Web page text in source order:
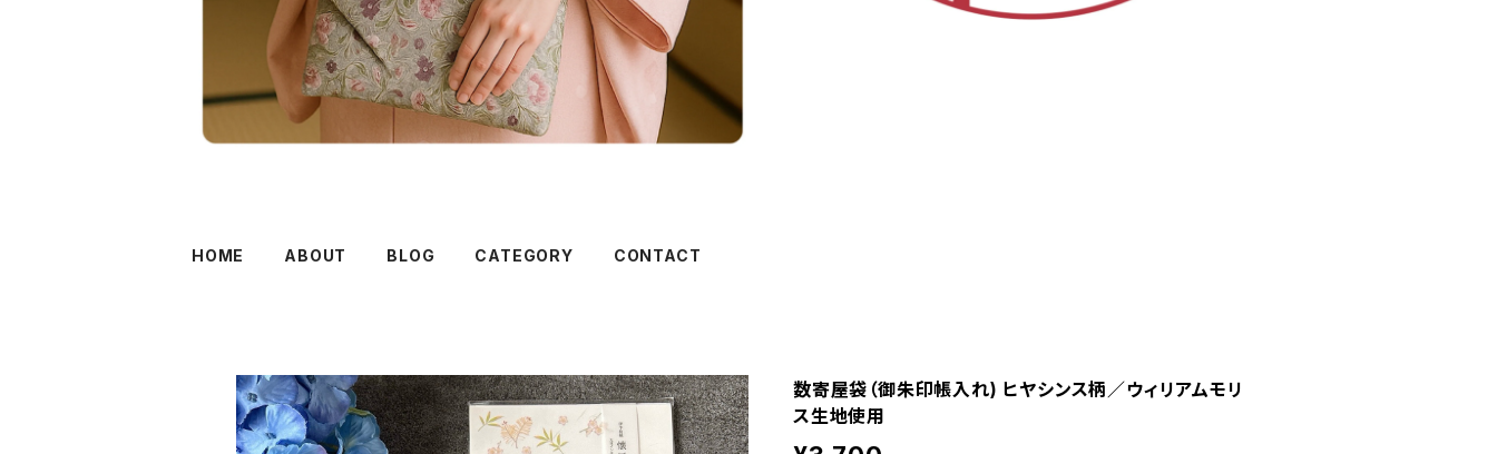
HOME ABOUT BLOG CATEGORY CONTACT
数寄屋袋（御朱印帳入れ) ヒヤシンス柄／ウィリアムモリ
ス生地使用